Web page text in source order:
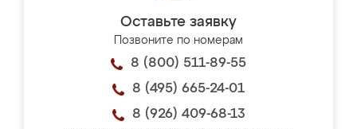
Оставьте заявку
Позвоните по номерам
8 (800) 511-89-55
8 (495) 665-24-01
8 (926) 409-68-13